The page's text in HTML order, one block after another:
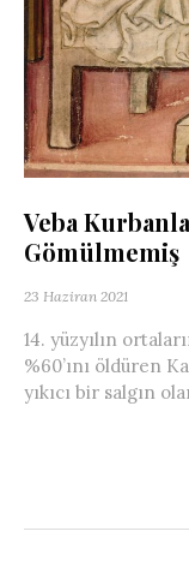
Veba
Gömülmemiş
23 Haziran 2021
14. yüzyılın
%60’ını öldüren
yıkıcı bir salgın